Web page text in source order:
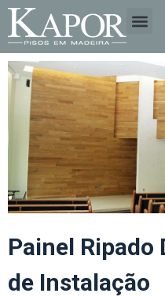
Painel Ripado
de Instalação